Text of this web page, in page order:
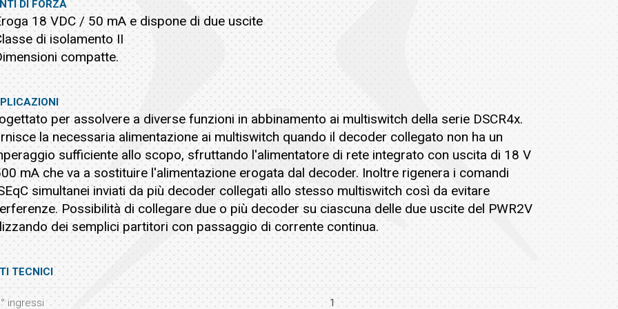
DI FORZA
18 VDC / 50 mA e dispone di due uscite
di isolamento II
compatte.
per assolvere a diverse funzioni in abbinamento ai multiswitch della serie DSCR4x.
la necessaria alimentazione ai multiswitch quando il decoder collegato non ha un
sufficiente allo scopo, sfruttando l'alimentatore di rete integrato con uscita di 18 V
mA che va a sostituire l'alimentazione erogata dal decoder. Inoltre rigenera i comandi
simultanei inviati da più decoder collegati allo stesso multiswitch così da evitare
Possibilità di collegare due o più decoder su ciascuna delle due uscite del PWR2V
dei semplici partitori con passaggio di corrente continua.
TECNICI
ingressi 1